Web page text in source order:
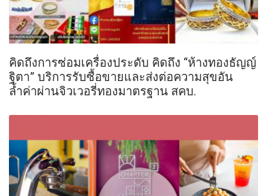
คิดถึงการซ่อมเครื่องประดับ คิดถึง “ห้างทองธัญญ์
ฐิตา” บริการรับซื้อขายและส่งต่อความสุขอัน
ล้ำค่าผ่านจิวเวอรี่ทองมาตรฐาน สคบ.